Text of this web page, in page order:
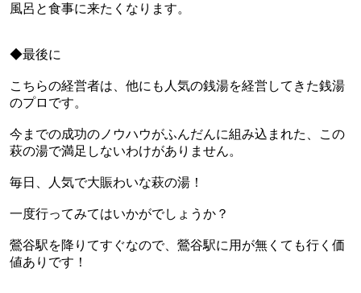
風呂と食事に来たくなります。
◆最後に
こちらの経営者は、他にも人気の銭湯を経営してきた銭湯
のプロです。
今までの成功のノウハウがふんだんに組み込まれた、この
萩の湯で満足しないわけがありません。
毎日、人気で大賑わいな萩の湯！
一度行ってみてはいかがでしょうか？
鶯谷駅を降りてすぐなので、鶯谷駅に用が無くても行く価
値ありです！